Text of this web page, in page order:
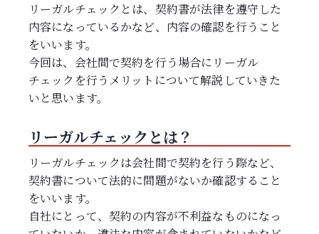
リーガルチェックとは、契約書が法律を遵守した
内容になっているかなど、内容の確認を行うこと
をいいます。
今回は、会社間で契約を行う場合にリーガル
チェックを行うメリットについて解説していきた
いと思います。
リーガルチェックとは？
リーガルチェックは会社間で契約を行う際など、
契約書について法的に問題がないか確認すること
をいいます。
自社にとって、契約の内容が不利益なものになっ